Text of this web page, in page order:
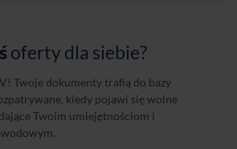
Qubus Hotel Wrocław
Qubus Hotel Zielona
Góra
oferty dla siebie?
Twoje dokumenty trafią do bazy
kiedy pojawi się wolne
Twoim umiejętnościom i